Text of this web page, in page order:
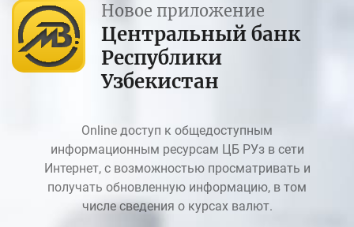
Новое приложение
Центральный банк
Республики
Узбекистан
Online доступ к общедоступным
информационным ресурсам ЦБ РУз в сети
Интернет, с возможностью просматривать и
получать обновленную информацию, в том
числе сведения о курсах валют.